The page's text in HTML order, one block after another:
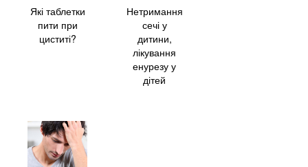
Які таблетки
пити при
циститі?
Нетримання
сечі у
дитини,
лікування
енурезу у
дітей